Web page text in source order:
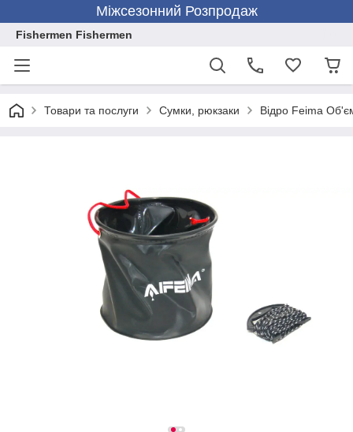
Міжсезонний Розпродаж
Fishermen Fishermen
Товари та послуги Сумки, рюкзаки Відро Feima